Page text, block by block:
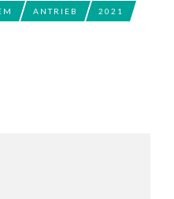
ANTRIEB 2021